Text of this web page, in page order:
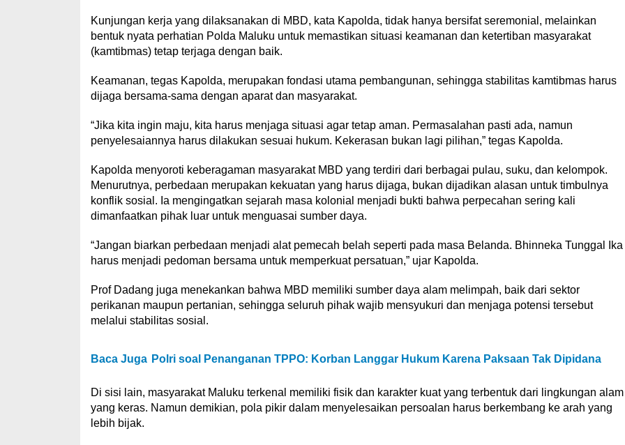
Kunjungan kerja yang dilaksanakan di MBD, kata Kapolda, tidak hanya bersifat seremonial, melainkan
bentuk nyata perhatian Polda Maluku untuk memastikan situasi keamanan dan ketertiban masyarakat
(kamtibmas) tetap terjaga dengan baik.
Keamanan, tegas Kapolda, merupakan fondasi utama pembangunan, sehingga stabilitas kamtibmas harus
dijaga bersama-sama dengan aparat dan masyarakat.
“Jika kita ingin maju, kita harus menjaga situasi agar tetap aman. Permasalahan pasti ada, namun
penyelesaiannya harus dilakukan sesuai hukum. Kekerasan bukan lagi pilihan,” tegas Kapolda.
Kapolda menyoroti keberagaman masyarakat MBD yang terdiri dari berbagai pulau, suku, dan kelompok.
Menurutnya, perbedaan merupakan kekuatan yang harus dijaga, bukan dijadikan alasan untuk timbulnya
konflik sosial. Ia mengingatkan sejarah masa kolonial menjadi bukti bahwa perpecahan sering kali
dimanfaatkan pihak luar untuk menguasai sumber daya.
“Jangan biarkan perbedaan menjadi alat pemecah belah seperti pada masa Belanda. Bhinneka Tunggal Ika
harus menjadi pedoman bersama untuk memperkuat persatuan,” ujar Kapolda.
Prof Dadang juga menekankan bahwa MBD memiliki sumber daya alam melimpah, baik dari sektor
perikanan maupun pertanian, sehingga seluruh pihak wajib mensyukuri dan menjaga potensi tersebut
melalui stabilitas sosial.
Baca Juga Polri soal Penanganan TPPO: Korban Langgar Hukum Karena Paksaan Tak Dipidana
Di sisi lain, masyarakat Maluku terkenal memiliki fisik dan karakter kuat yang terbentuk dari lingkungan alam
yang keras. Namun demikian, pola pikir dalam menyelesaikan persoalan harus berkembang ke arah yang
lebih bijak.